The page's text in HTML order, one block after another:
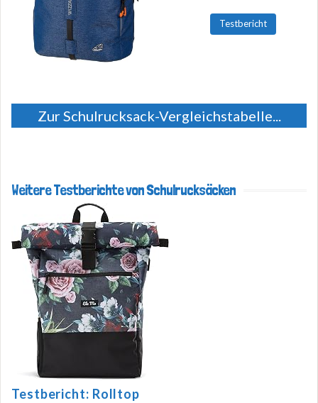
Testbericht
Zur Schulrucksack-Vergleichstabelle...
Weitere Testberichte von Schulrucksäcken
Testbericht: Rolltop